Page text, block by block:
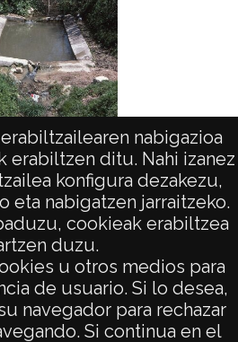
nabigazioa
erabiltzen ditu. Nahi izanez
konfigura dezakezu,
eta nabigatzen jarraitzeko.
cookieak erabiltzea
duzu.
u otros medios para
de usuario. Si lo desea,
navegador para rechazar
Si continua en el
en Salinas de Añana
PRIVACIDAD